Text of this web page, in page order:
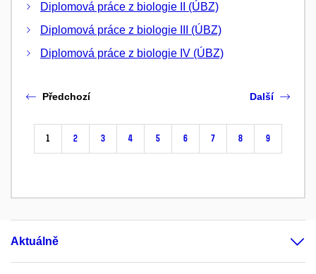
Diplomová práce z biologie II (ÚBZ)
Diplomová práce z biologie III (ÚBZ)
Diplomová práce z biologie IV (ÚBZ)
Předchozí
1 2 3 4 5 6 7 8 9
Další
Aktuálně